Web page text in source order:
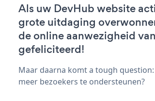
Als uw DevHub website
grote uitdaging
de online aanwezigheid
gefeliciteerd!
Maar daarna komt a tough
meer bezoekers te ondersteunen?